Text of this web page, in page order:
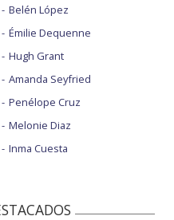
Belén López
Émilie Dequenne
Hugh Grant
Amanda Seyfried
Penélope Cruz
Melonie Diaz
Inma Cuesta